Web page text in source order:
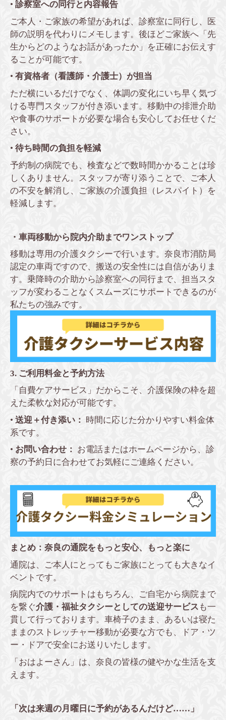
• 診察室への同行と内容報告
ご本人・ご家族の希望があれば、診察室に同行し、医
師の説明を代わりにメモします。後ほどご家族へ「先
生からどのようなお話があったか」を正確にお伝えす
ることが可能です。
• 有資格者（看護師・介護士）が担当
ただ横にいるだけでなく、体調の変化にいち早く気づ
ける専門スタッフが付き添います。移動中の排泄介助
や食事のサポートが必要な場合も安心してお任せくだ
さい。
• 待ち時間の負担を軽減
予約制の病院でも、検査などで数時間かかることは珍
しくありません。スタッフが寄り添うことで、ご本人
の不安を解消し、ご家族の介護負担（レスパイト）を
軽減します。
・車両移動から院内介助までワンストップ
移動は専用の介護タクシーで行います。奈良市消防局
認定の車両ですので、搬送の安全性には自信がありま
す。乗降時の介助から診察室への同行まで、担当スタ
ッフが変わることなくスムーズにサポートできるのが
私たちの強みです。
3. ご利用料金と予約方法
「自費ケアサービス」だからこそ、介護保険の枠を超
えた柔軟な対応が可能です。
• 送迎＋付き添い： 時間に応じた分かりやすい料金体
系です。
• お問い合わせ： お電話またはホームページから、診
察の予約日に合わせてお気軽にご連絡ください。
まとめ：奈良の通院をもっと安心、もっと楽に
通院は、ご本人にとってもご家族にとっても大きなイ
ベントです。
病院内でのサポートはもちろん、ご自宅から病院まで
を繋ぐ介護 ・福祉タクシーとしての送迎サービス も一
貫して行っております。車椅子のまま、あるいは寝た
ままのストレッチャー移動が必要な方でも、ドア・ツ
ー・ドアで安全にお送りいたします。
「おはよーさん」は、奈良の皆様の健やかな生活を支
えます。
「次は来週の月曜日に予約があるんだけど……」